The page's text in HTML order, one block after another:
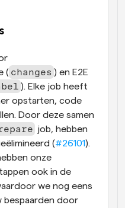
( changes ) en E2E
). Elke job heeft
opstarten, code
Door deze samen
job, hebben
(#26101).
onze
we nog eens
bespaarden door